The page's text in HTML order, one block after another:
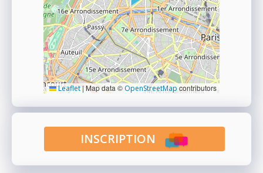
Leaflet |Map data © OpenStreetMapcontributors
INSCRIPTION